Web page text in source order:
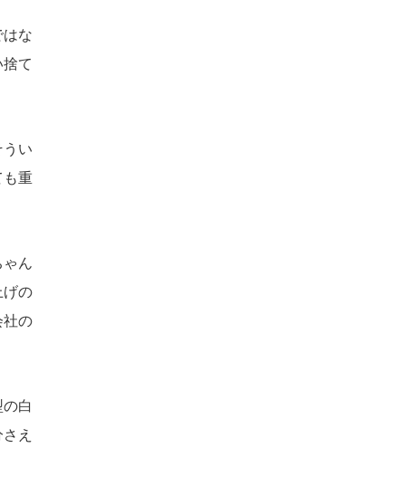
な
て
い
も重
ん
げの
社の
白
え